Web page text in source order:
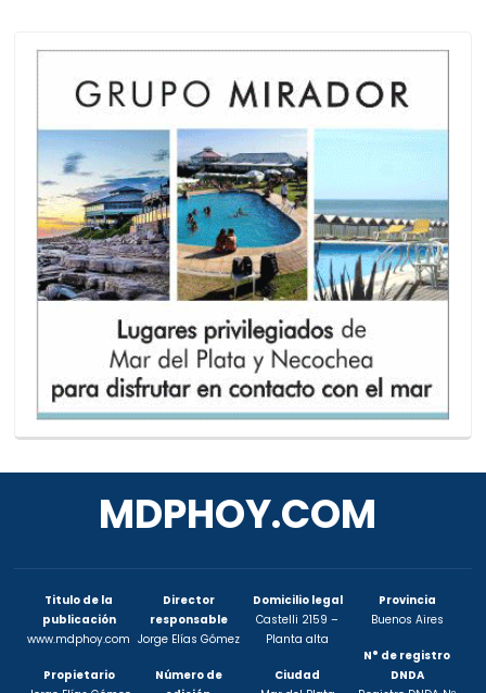
MDPHOY.COM
Titulo de la
publicación
www.mdphoy.com
Propietario
Director
responsable
Jorge Elías Gómez
Número de
Domicilio legal
Castelli 2159 –
Planta alta
Ciudad
Provincia
Buenos Aires
N° de registro
DNDA